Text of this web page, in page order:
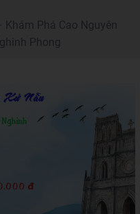
Phá Cao Nguyên
Phong